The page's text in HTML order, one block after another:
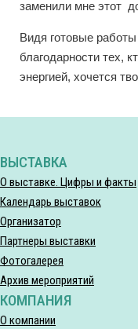
заменили мне этот
Видя готовые
благодарности тех,
энергией, хочется
ВЫСТАВКА
О выставке. Цифры и факты
Календарь выставок
Организатор
Партнеры выставки
Фотогалерея
Архив мероприятий
КОМПАНИЯ
О компании